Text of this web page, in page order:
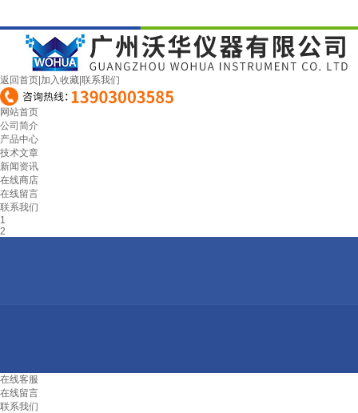
返回首页 加入收藏 联系我们
网站首页
公司简介
产品中心
技术文章
新闻资讯
在线商店
在线留言
联系我们
1
2
在线客服
在线留言
联系我们